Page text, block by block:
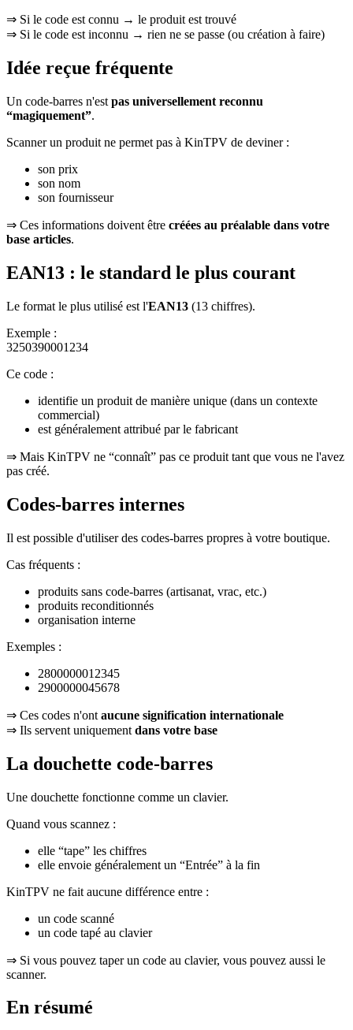
⇒ Si le code est connu → le produit est trouvé
⇒ Si le code est inconnu → rien ne se passe (ou création à faire)
Idée reçue fréquente
Un code-barres n'est pas universellement reconnu
“magiquement”.
Scanner un produit ne permet pas à KinTPV de deviner :
son prix
son nom
son fournisseur
⇒ Ces informations doivent être créées au préalable dans votre
base articles.
EAN13 : le standard le plus courant
Le format le plus utilisé est l'EAN13 (13 chiffres).
Exemple :
3250390001234
Ce code :
identifie un produit de manière unique (dans un contexte
commercial)
est généralement attribué par le fabricant
⇒ Mais KinTPV ne “connaît” pas ce produit tant que vous ne l'avez
pas créé.
Codes-barres internes
Il est possible d'utiliser des codes-barres propres à votre boutique.
Cas fréquents :
produits sans code-barres (artisanat, vrac, etc.)
produits reconditionnés
organisation interne
Exemples :
2800000012345
2900000045678
⇒ Ces codes n'ont aucune signification internationale
⇒ Ils servent uniquement dans votre base
La douchette code-barres
Une douchette fonctionne comme un clavier.
Quand vous scannez :
elle “tape” les chiffres
elle envoie généralement un “Entrée” à la fin
KinTPV ne fait aucune différence entre :
un code scanné
un code tapé au clavier
⇒ Si vous pouvez taper un code au clavier, vous pouvez aussi le
scanner.
En résumé